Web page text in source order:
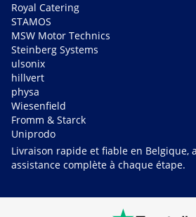
Royal Catering
STAMOS
MSW Motor Technics
Steinberg Systems
ulsonix
hillvert
physa
Wiesenfield
Fromm & Starck
Uniprodo
Livraison rapide et fiable en Belgique,
assistance complète à chaque étape.